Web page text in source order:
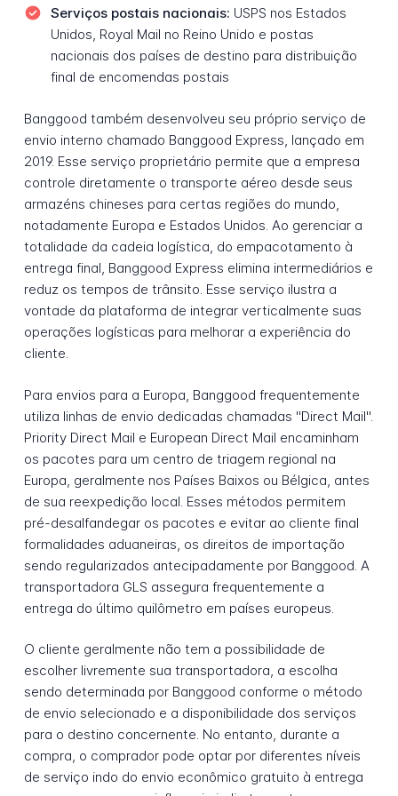
Serviços postais nacionais: USPS nos Estados
Unidos, Royal Mail no Reino Unido e postas
nacionais dos países de destino para distribuição
final de encomendas postais
Banggood também desenvolveu seu próprio serviço de
envio interno chamado Banggood Express, lançado em
2019. Esse serviço proprietário permite que a empresa
controle diretamente o transporte aéreo desde seus
armazéns chineses para certas regiões do mundo,
notadamente Europa e Estados Unidos. Ao gerenciar a
totalidade da cadeia logística, do empacotamento à
entrega final, Banggood Express elimina intermediários e
reduz os tempos de trânsito. Esse serviço ilustra a
vontade da plataforma de integrar verticalmente suas
operações logísticas para melhorar a experiência do
cliente.
Para envios para a Europa, Banggood frequentemente
utiliza linhas de envio dedicadas chamadas "Direct Mail".
Priority Direct Mail e European Direct Mail encaminham
os pacotes para um centro de triagem regional na
Europa, geralmente nos Países Baixos ou Bélgica, antes
de sua reexpedição local. Esses métodos permitem
pré-desalfandegar os pacotes e evitar ao cliente final
formalidades aduaneiras, os direitos de importação
sendo regularizados antecipadamente por Banggood. A
transportadora GLS assegura frequentemente a
entrega do último quilômetro em países europeus.
O cliente geralmente não tem a possibilidade de
escolher livremente sua transportadora, a escolha
sendo determinada por Banggood conforme o método
de envio selecionado e a disponibilidade dos serviços
para o destino concernente. No entanto, durante a
compra, o comprador pode optar por diferentes níveis
de serviço indo do envio econômico gratuito à entrega